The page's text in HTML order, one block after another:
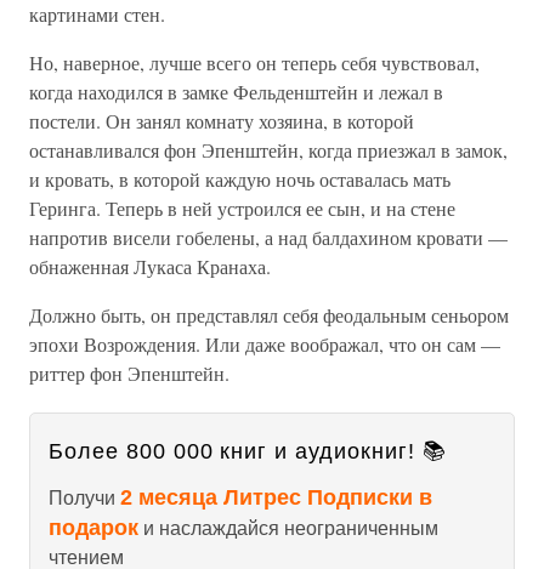
картинами стен.
Но, наверное, лучше всего он теперь себя чувствовал,
когда находился в замке Фельденштейн и лежал в
постели. Он занял комнату хозяина, в которой
останавливался фон Эпенштейн, когда приезжал в замок,
и кровать, в которой каждую ночь оставалась мать
Геринга. Теперь в ней устроился ее сын, и на стене
напротив висели гобелены, а над балдахином кровати —
обнаженная Лукаса Кранаха.
Должно быть, он представлял себя феодальным сеньором
эпохи Возрождения. Или даже воображал, что он сам —
риттер фон Эпенштейн.
Более 800 000 книг и аудиокниг! 📚
Получи 2 месяца Литрес Подписки в
подарок и наслаждайся неограниченным
чтением